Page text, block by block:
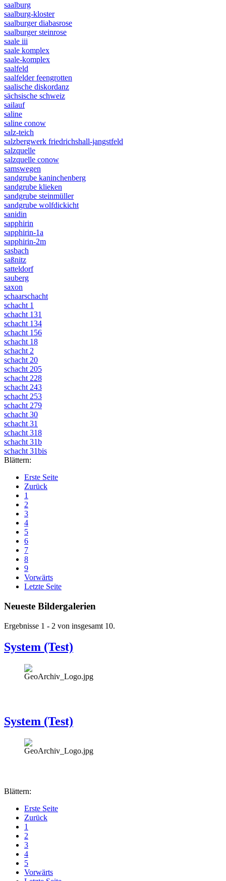
saalburg
saalburg-kloster
saalburger diabasrose
saalburger steinrose
saale iii
saale komplex
saale-komplex
saalfeld
saalfelder feengrotten
saalische diskordanz
sächsische schweiz
sailauf
saline
saline conow
salz-teich
salzbergwerk friedrichshall-jangstfeld
salzquelle
salzquelle conow
samswegen
sandgrube kaninchenberg
sandgrube klieken
sandgrube steinmüller
sandgrube wolfdickicht
sanidin
sapphirin
sapphirin-1a
sapphirin-2m
sasbach
saßnitz
satteldorf
sauberg
saxon
schaarschacht
schacht 1
schacht 131
schacht 134
schacht 156
schacht 18
schacht 2
schacht 20
schacht 205
schacht 228
schacht 243
schacht 253
schacht 279
schacht 30
schacht 31
schacht 318
schacht 31b
schacht 31bis
Blättern:
Erste Seite
Zurück
1
2
3
4
5
6
7
8
9
Vorwärts
Letzte Seite
Neueste Bildergalerien
Ergebnisse 1 - 2 von insgesamt 10.
System (Test)
System (Test)
Blättern:
Erste Seite
Zurück
1
2
3
4
5
Vorwärts